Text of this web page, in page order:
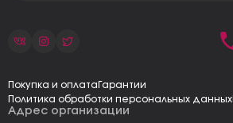
Адрес организации
Покупка и оплата Гарантии
Политика обработки персональных данных